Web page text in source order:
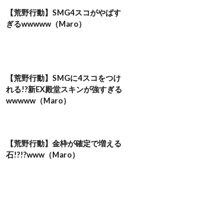
【荒野行動】SMG4スコがやばす
ぎるwwwww（Maro）
【荒野行動】SMGに4スコをつけ
れる!?新EX殿堂スキンが強すぎる
wwwww（Maro）
【荒野行動】金枠が確定で増える
石!?!?www（Maro）